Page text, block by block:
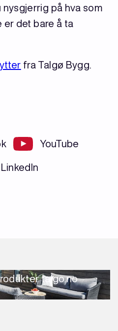
på hva som
er det bare å ta
fra Talgø Bygg.
YouTube
LinkedIn
talgo.no